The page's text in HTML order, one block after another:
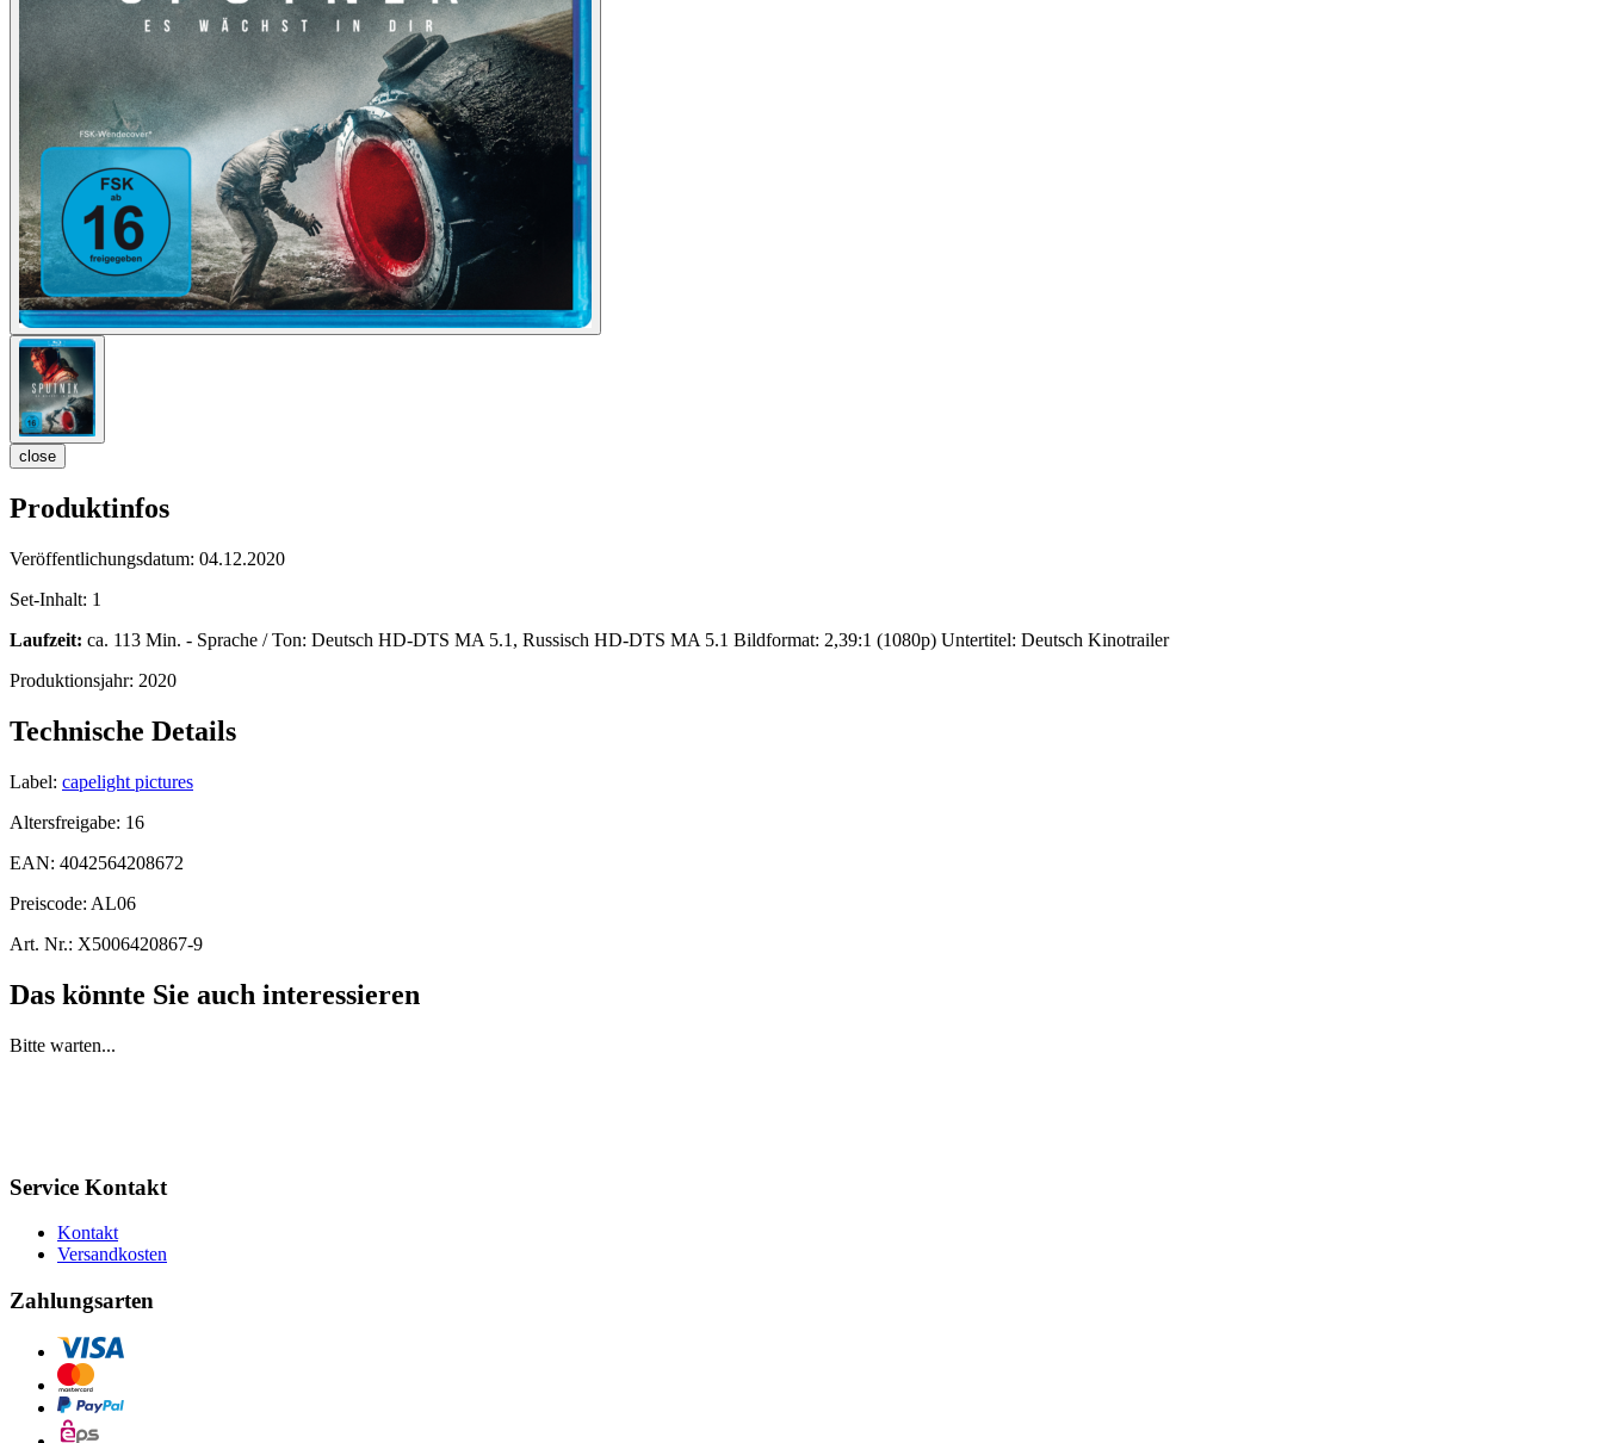
close
Produktinfos
Veröffentlichungsdatum: 04.12.2020
Set-Inhalt: 1
Laufzeit: ca. 113 Min. - Sprache / Ton: Deutsch HD-DTS MA 5.1, Russisch HD-DTS MA 5.1 Bildformat: 2,39:1 (1080p) Untertitel: Deutsch Kinotrailer
Produktionsjahr: 2020
Technische Details
Label: capelight pictures
Altersfreigabe: 16
EAN: 4042564208672
Preiscode: AL06
Art. Nr.: X5006420867-9
Das könnte Sie auch interessieren
Bitte warten...
Service Kontakt
Kontakt
Versandkosten
Zahlungsarten